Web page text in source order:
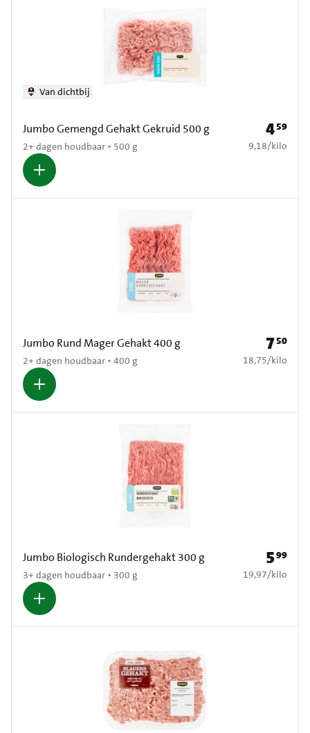
Jumbo Gemengd Gehakt Gekruid 500 g
2+ dagen houdbaar • 500 g
Van dichtbij
Prijs: €
459
€ 9,18 per kilo
9,18/kilo
Jumbo Rund Mager Gehakt 400 g
2+ dagen houdbaar • 400 g
Prijs: €
750
€ 18,75 per kilo
18,75/kilo
Jumbo Biologisch Rundergehakt 300 g
3+ dagen houdbaar • 300 g
Prijs: €
599
€ 19,97 per kilo
19,97/kilo